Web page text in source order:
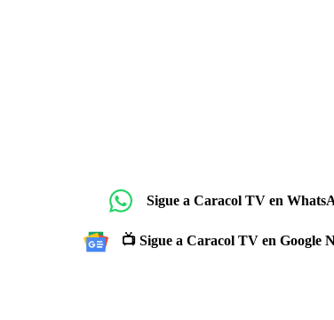
Sigue a Caracol TV en
📺 Sigue a Caracol TV en Google